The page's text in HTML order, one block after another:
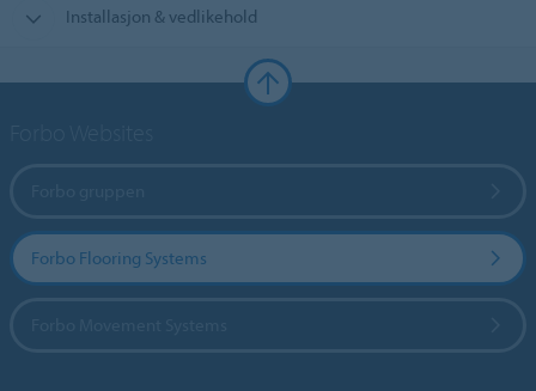
Installasjon & vedlikehold
Forbo Flooring Systems